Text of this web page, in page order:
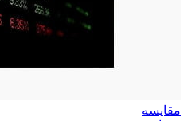
مقایسه